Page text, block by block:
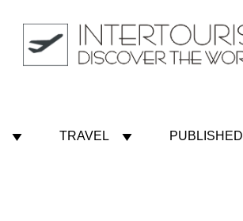
TRAVEL PUBLISHED